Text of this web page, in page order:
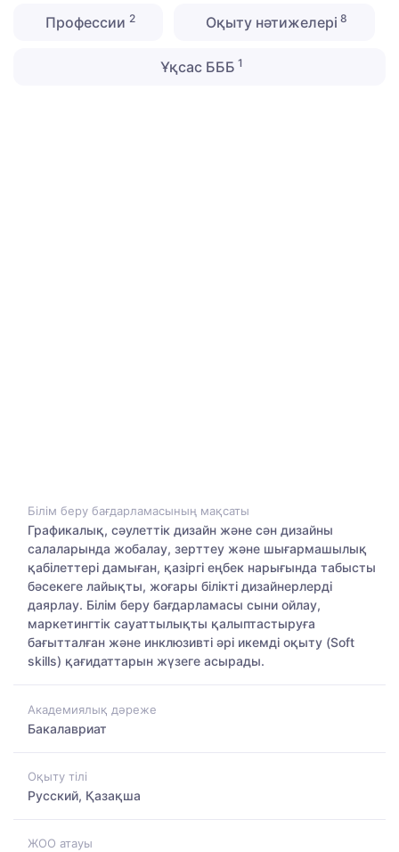
Профессии 2 Оқыту нәтижелері 8
Ұқсас БББ 1
Білім беру бағдарламасының мақсаты
Графикалық, сәулеттік дизайн және сән дизайны
салаларында жобалау, зерттеу және шығармашылық
қабілеттері дамыған, қазіргі еңбек нарығында табысты
бәсекеге лайықты, жоғары білікті дизайнерлерді
даярлау. Білім беру бағдарламасы сыни ойлау,
маркетингтік сауаттылықты қалыптастыруға
бағытталған және инклюзивті әрі икемді оқыту (Soft
skills) қағидаттарын жүзеге асырады.
Академиялық дәреже
Бакалавриат
Оқыту тілі
Русский, Қазақша
ЖОО атауы